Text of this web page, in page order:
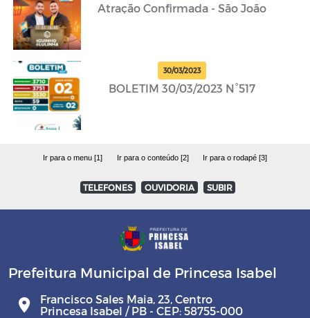
Atração Confirmada - São João
30/03/2023
BOLETIM 30/03/2023 N°517
Ir para o menu [1] Ir para o conteúdo [2] Ir para o rodapé [3]
TELEFONES OUVIDORIA SUBIR
Prefeitura Municipal de Princesa Isabel
Francisco Sales Maia, 23, Centro
Princesa Isabel / PB - CEP: 58755-000